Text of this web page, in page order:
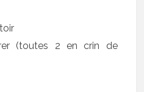
(toutes 2 en crin de